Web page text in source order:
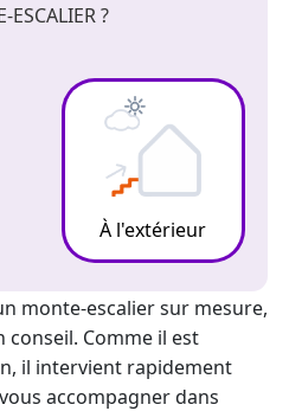
ESCALIER ?
À l'extérieur
monte-escalier sur mesure,
Comme il est
il intervient rapidement
accompagner dans